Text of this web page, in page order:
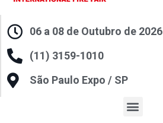
06 a 08 de Outubro de 2026
(11) 3159-1010
São Paulo Expo / SP